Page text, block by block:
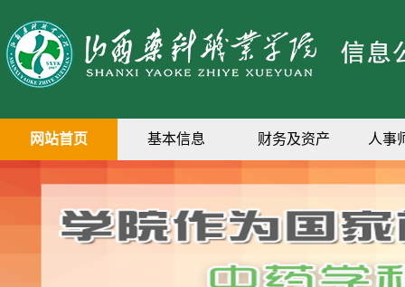
网站首页 基本信息 财务及资产 人事